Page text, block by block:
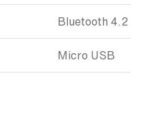
Bluetooth 4.2
Micro USB